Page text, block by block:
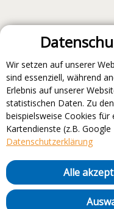
Wir setzen auf unserer
sind essenziell, während
Erlebnis auf unserer
statistischen Daten. Zu
beispielsweise Cookies für
Kartendienste (z.B.
Datenschutzerklärung
Alle